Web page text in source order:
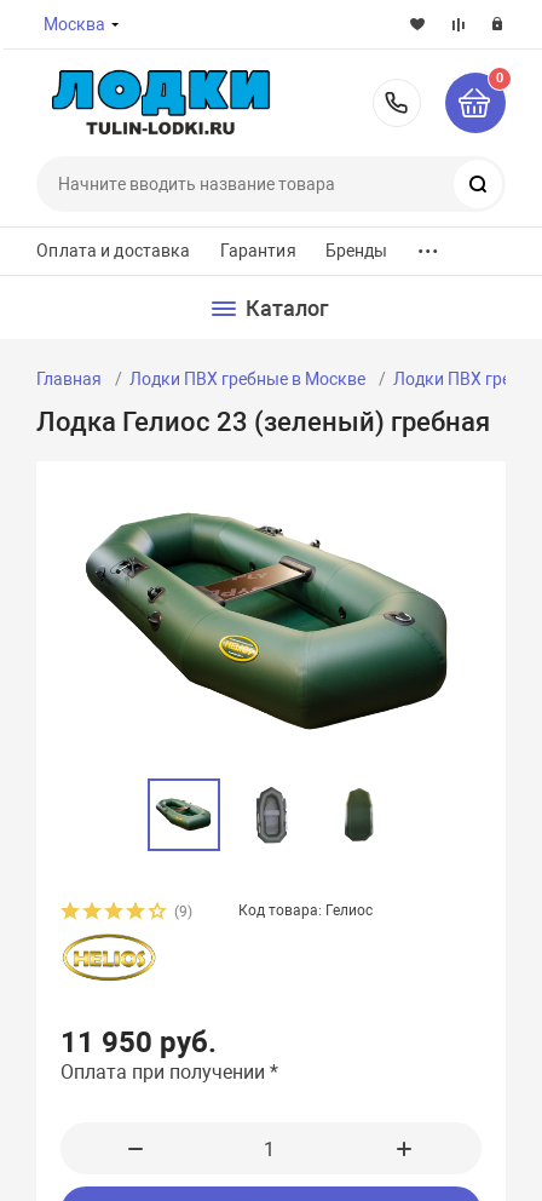
Москва
8-800-
0
Оплата и доставка Гарантия Бренды ...
Каталог
Главная Лодки ПВХ гребные в Москве Лодки ПВХ
Лодка Гелиос 23 (зеленый) гребная
(9) Код товара: Гелиос
11 950 руб.
Оплата при получении *